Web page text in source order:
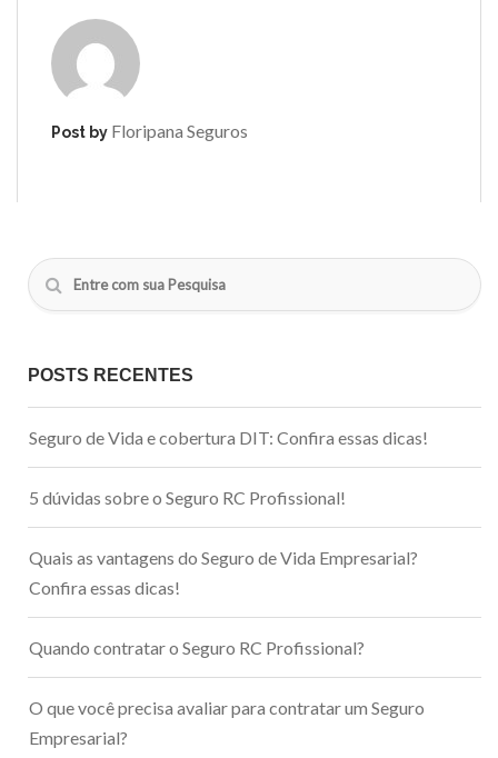
Post by Floripana Seguros
POSTS RECENTES
Seguro de Vida e cobertura DIT: Confira essas dicas!
5 dúvidas sobre o Seguro RC Profissional!
Quais as vantagens do Seguro de Vida Empresarial?
Confira essas dicas!
Quando contratar o Seguro RC Profissional?
O que você precisa avaliar para contratar um Seguro
Empresarial?